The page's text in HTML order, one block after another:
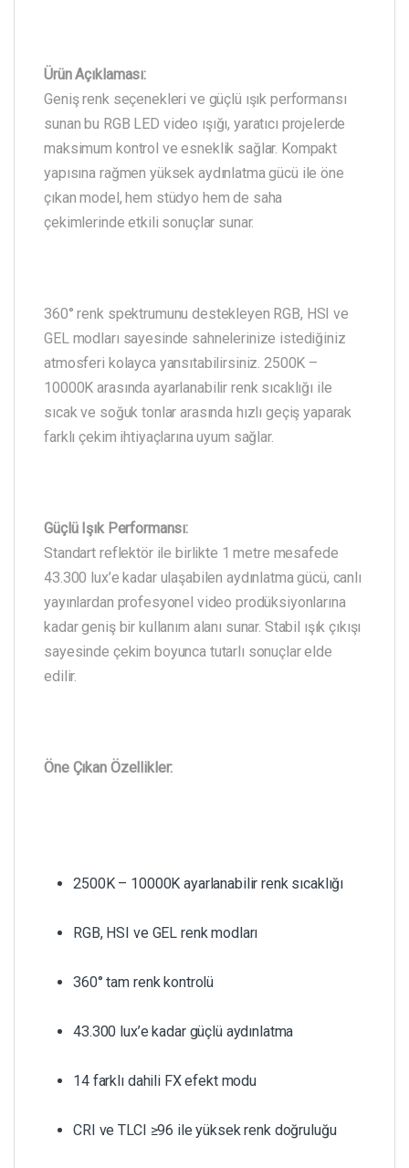
Ürün Açıklaması:
Geniş renk seçenekleri ve güçlü ışık performansı
sunan bu RGB LED video ışığı, yaratıcı projelerde
maksimum kontrol ve esneklik sağlar. Kompakt
yapısına rağmen yüksek aydınlatma gücü ile öne
çıkan model, hem stüdyo hem de saha
çekimlerinde etkili sonuçlar sunar.
360° renk spektrumunu destekleyen RGB, HSI ve
GEL modları sayesinde sahnelerinize istediğiniz
atmosferi kolayca yansıtabilirsiniz. 2500K –
10000K arasında ayarlanabilir renk sıcaklığı ile
sıcak ve soğuk tonlar arasında hızlı geçiş yaparak
farklı çekim ihtiyaçlarına uyum sağlar.
Güçlü Işık Performansı:
Standart reflektör ile birlikte 1 metre mesafede
43.300 lux’e kadar ulaşabilen aydınlatma gücü, canlı
yayınlardan profesyonel video prodüksiyonlarına
kadar geniş bir kullanım alanı sunar. Stabil ışık çıkışı
sayesinde çekim boyunca tutarlı sonuçlar elde
edilir.
Öne Çıkan Özellikler:
2500K – 10000K ayarlanabilir renk sıcaklığı
RGB, HSI ve GEL renk modları
360° tam renk kontrolü
43.300 lux’e kadar güçlü aydınlatma
14 farklı dahili FX efekt modu
CRI ve TLCI ≥96 ile yüksek renk doğruluğu